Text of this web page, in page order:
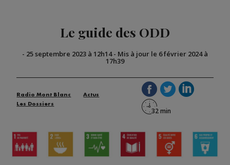
Le guide des ODD
- 25 septembre 2023 à 12h14- Mis à jour le 6 février 2024 à
17h39
Radio Mont Blanc
Actus
Les Dossiers